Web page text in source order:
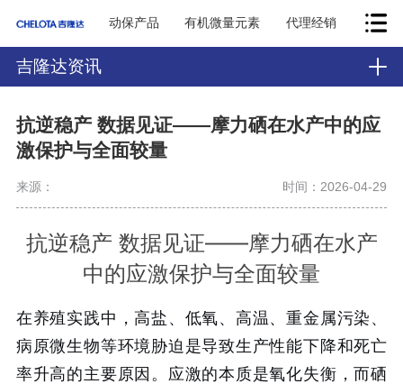
动保产品 有机微量元素 代理经销
吉隆达资讯
抗逆稳产 数据见证——摩力硒在水产中的应
激保护与全面较量
来源： 时间：2026-04-29
抗逆稳产 数据见证——摩力硒在水产
中的应激保护与全面较量
在养殖实践中，高盐、低氧、高温、重金属污染、
病原微生物等环境胁迫是导致生产性能下降和死亡
率升高的主要原因。应激的本质是氧化失衡，而硒